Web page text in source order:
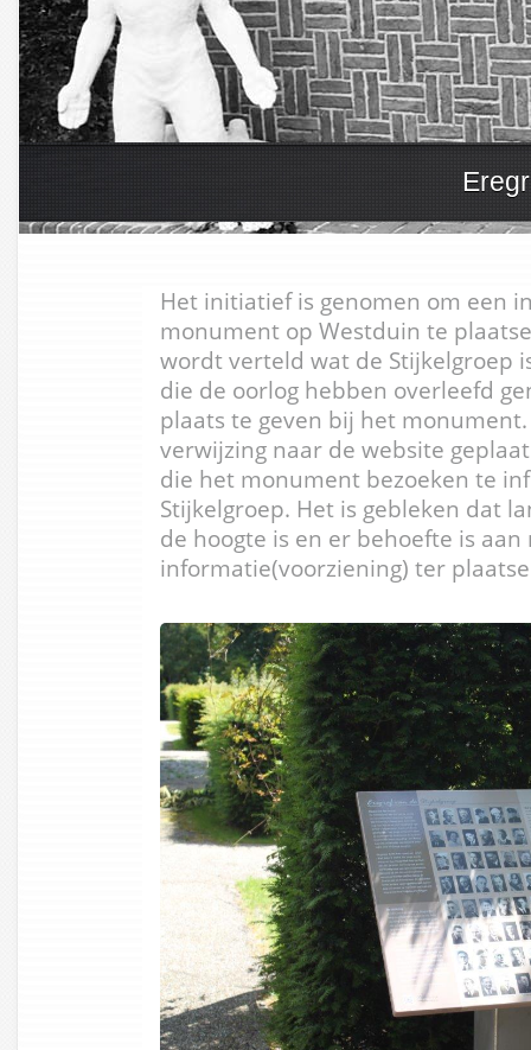
Het initiatief is genomen om een
monument op Westduin te
wordt verteld wat de Stijkelgroep
die de oorlog hebben overleefd
plaats te geven bij het
verwijzing naar de website
die het monument bezoeken te
Stijkelgroep. Het is gebleken dat
de hoogte is en er behoefte is aan
informatie(voorziening) ter